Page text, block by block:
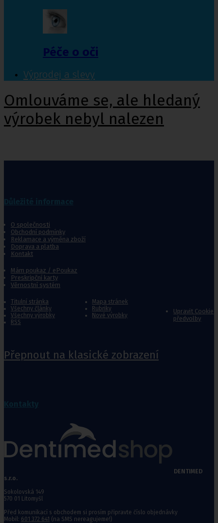
Péče o oči
Výprodej a slevy
Omlouváme se, ale hledaný
výrobek nebyl nalezen
O společnosti
Obchodní podmínky
Reklamace a výměna zboží
Doprava a platba
Kontakt
Mám poukaz / ePoukaz
Preskripční karty
Věrnostní systém
Titulní stránka
Mapa stránek
Všechny články
Rubriky
Všechny výrobky
Nové výrobky
RSS
Upravit Cookie
předvolby
Přepnout na klasické zobrazení
DENTIMED
s.r.o.
Sokolovská 149
570 01 Litomyšl
Před komunikací s obchodem si prosím připravte číslo objednávky
Mobil: 601 372 641 (na SMS nereagujeme!)